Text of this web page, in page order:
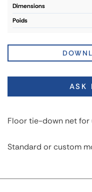
dimensions
poids
ASK
Floor tie-down net for
Standard or custom